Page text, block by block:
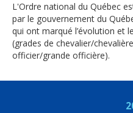
L'Ordre national du Québec
par le gouvernement du
qui ont marqué l’évolution et
(grades de chevalier/
officier/grande officière).